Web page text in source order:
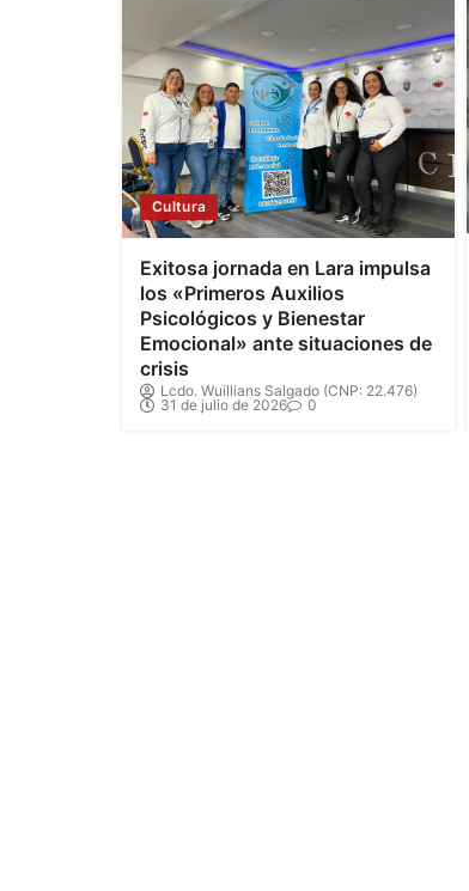
Cultura
Exitosa jornada en Lara impulsa
los «Primeros Auxilios
Psicológicos y Bienestar
Emocional» ante situaciones de
crisis
Lcdo. Wuillians Salgado (CNP: 22.476)
31 de julio de 2026
0